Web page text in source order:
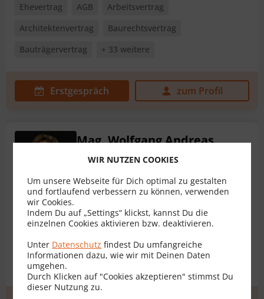
Ehevertrag AGB
Arbeitsvertrag
Architektenvertrag
Baurechtsvertrag
Bauträgervertrag
+ 33 weitere
Erstgespräch zum Profil
Mag. Wolfgang Andreas
Orsini und Rosenberg
1010 Wien
24Bewertungen
Ehevertrag AGB
Darlehensvertrag
Dienstvertrag
WIR NUTZEN COOKIES
Um unsere Webseite für Dich optimal zu gestalten
und fortlaufend verbessern zu können, verwenden
wir Cookies.
Indem Du auf „Settings“ klickst, kannst Du die
einzelnen Cookies aktivieren bzw. deaktivieren.
Unter Datenschutz findest Du umfangreiche
Informationen dazu, wie wir mit Deinen Daten
umgehen.
Durch Klicken auf "Cookies akzeptieren" stimmst Du
dieser Nutzung zu.